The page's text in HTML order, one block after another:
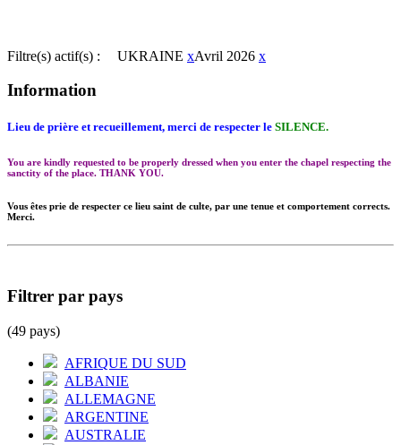
Filtre(s) actif(s) : UKRAINE xAvril 2026 x
Information
Lieu de prière et recueillement, merci de respecter le SILENCE.
You are kindly requested to be properly dressed when you enter the chapel respecting the
sanctity of the place. THANK YOU.
Vous êtes prie de respecter ce lieu saint de culte, par une tenue et comportement corrects.
Merci.
Filtrer par pays
(49 pays)
AFRIQUE DU SUD
ALBANIE
ALLEMAGNE
ARGENTINE
AUSTRALIE